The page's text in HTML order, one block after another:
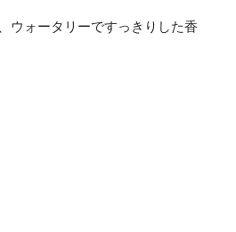
ウォータリーですっきりした香